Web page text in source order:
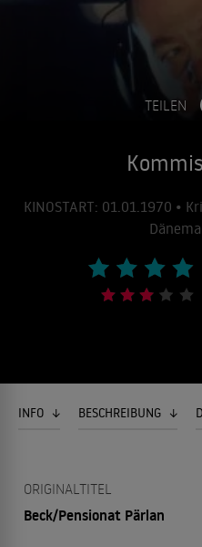
TEILEN
KINOSTART: 01.01.1970 •
INFO BESCHREIBUNG
ORIGINALTITEL
Beck/Pensionat Pärlan